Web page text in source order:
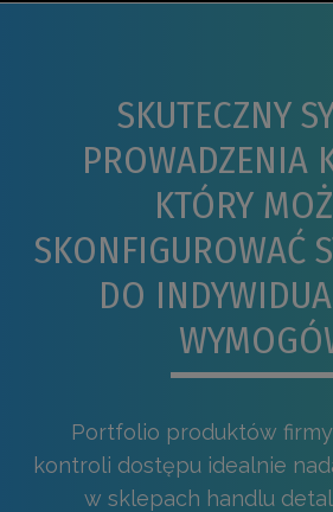
SKUTECZNY
PROWADZENIA
KTÓRY
SKONFIGUROWAĆ
DO
Portfolio produktów
kontroli dostępu idealnie
w sklepach handlu